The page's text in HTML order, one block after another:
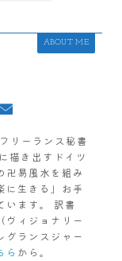
ABOUT ME
リーランス秘書
描き出すドイツ
卍易風水を組み
に生きる」お手
います。 訳書
ヴィジョナリー
グランスジャー
ら から。